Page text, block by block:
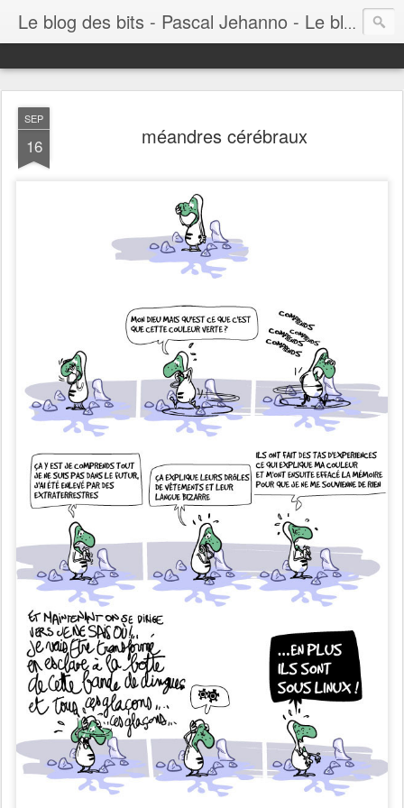
Le blog des bits - Pascal Jehanno - Le blog BD informatique
SEP
16 méandres cérébraux